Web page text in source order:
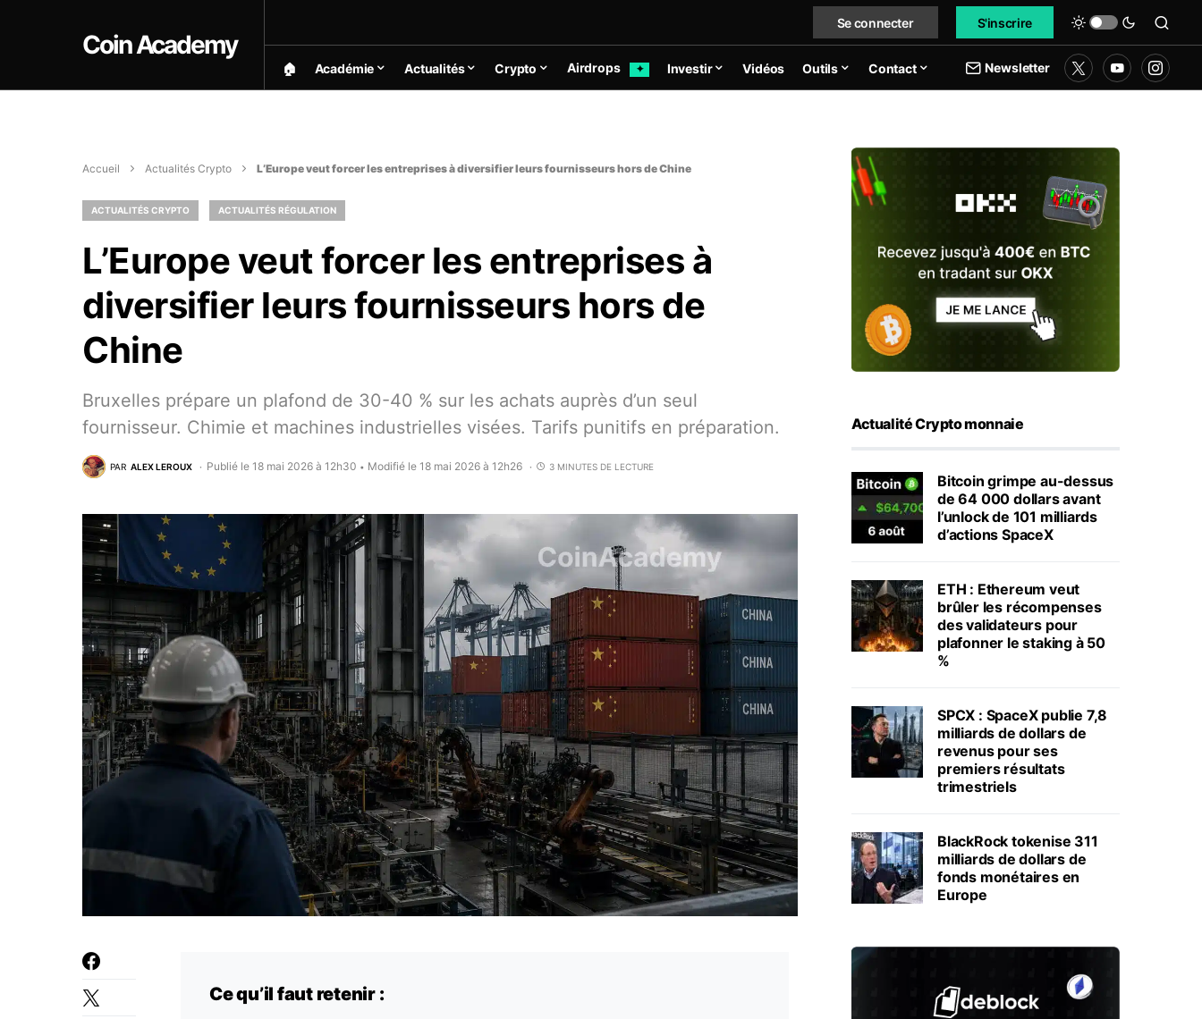
Coin Academy
Se connecter S'inscrire
🏠︎ Académie Actualités Crypto Airdrops ✦ Investir Vidéos Outils Contact Newsletter
Accueil Actualités Crypto L’Europe veut forcer les entreprises à diversifier leurs fournisseurs hors de Chine
ACTUALITÉS CRYPTO ACTUALITÉS RÉGULATION
L’Europe veut forcer les entreprises à
diversifier leurs fournisseurs hors de
Chine
Bruxelles prépare un plafond de 30-40 % sur les achats auprès d’un seul
fournisseur. Chimie et machines industrielles visées. Tarifs punitifs en préparation.
PAR ALEX LEROUX Publié le 18 mai 2026 à 12h30 • Modifié le 18 mai 2026 à 12h26 3 MINUTES DE LECTURE
Ce qu’il faut retenir :
Actualité Crypto monnaie
Bitcoin grimpe au-dessus
de 64 000 dollars avant
l’unlock de 101 milliards
d’actions SpaceX
ETH : Ethereum veut
brûler les récompenses
des validateurs pour
plafonner le staking à 50
%
SPCX : SpaceX publie 7,8
milliards de dollars de
revenus pour ses
premiers résultats
trimestriels
BlackRock tokenise 311
milliards de dollars de
fonds monétaires en
Europe